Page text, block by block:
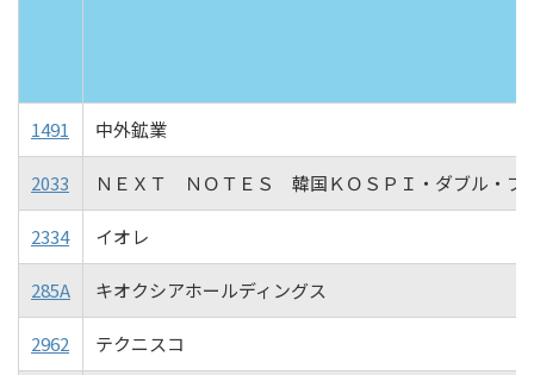
1491 中外鉱業
2033 ＮＥＸＴ ＮＯＴＥＳ 韓国ＫＯＳＰＩ・ダブル・
2334 イオレ
285A キオクシアホールディングス
2962 テクニスコ